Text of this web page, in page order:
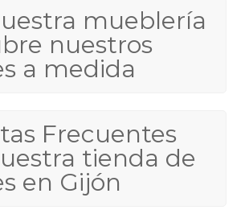
mueblería
nuestros
a medida
Frecuentes
tienda de
en Gijón